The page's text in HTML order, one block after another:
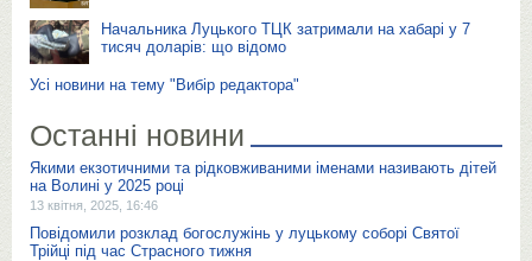
Начальника Луцького ТЦК затримали на хабарі у 7
тисяч доларів: що відомо
Усі новини на тему "Вибір редактора"
Останні новини
Якими екзотичними та рідковживаними іменами називають дітей
на Волині у 2025 році
13 квітня, 2025, 16:46
Повідомили розклад богослужінь у луцькому соборі Святої
Трійці під час Страсного тижня